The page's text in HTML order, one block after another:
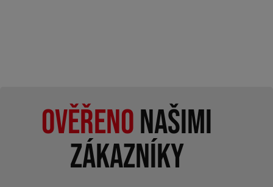
Ověřenonašimi
zákazníky